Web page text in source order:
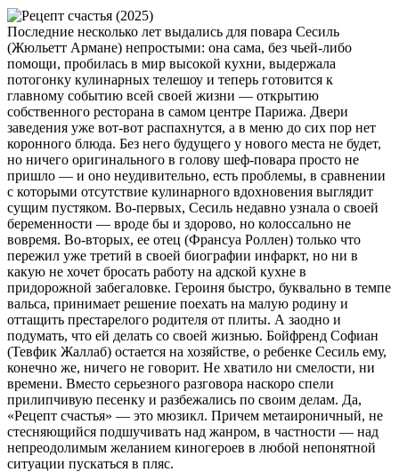
Последние несколько лет выдались для повара Сесиль
(Жюльетт Армане) непростыми: она сама, без чьей-либо
помощи, пробилась в мир высокой кухни, выдержала
потогонку кулинарных телешоу и теперь готовится к
главному событию всей своей жизни — открытию
собственного ресторана в самом центре Парижа. Двери
заведения уже вот-вот распахнутся, а в меню до сих пор нет
коронного блюда. Без него будущего у нового места не будет,
но ничего оригинального в голову шеф-повара просто не
пришло — и оно неудивительно, есть проблемы, в сравнении
с которыми отсутствие кулинарного вдохновения выглядит
сущим пустяком. Во-первых, Сесиль недавно узнала о своей
беременности — вроде бы и здорово, но колоссально не
вовремя. Во-вторых, ее отец (Франсуа Роллен) только что
пережил уже третий в своей биографии инфаркт, но ни в
какую не хочет бросать работу на адской кухне в
придорожной забегаловке. Героиня быстро, буквально в темпе
вальса, принимает решение поехать на малую родину и
оттащить престарелого родителя от плиты. А заодно и
подумать, что ей делать со своей жизнью. Бойфренд Софиан
(Тевфик Жаллаб) остается на хозяйстве, о ребенке Сесиль ему,
конечно же, ничего не говорит. Не хватило ни смелости, ни
времени. Вместо серьезного разговора наскоро спели
прилипчивую песенку и разбежались по своим делам. Да,
«Рецепт счастья» — это мюзикл. Причем метаироничный, не
стесняющийся подшучивать над жанром, в частности — над
непреодолимым желанием киногероев в любой непонятной
ситуации пускаться в пляс.